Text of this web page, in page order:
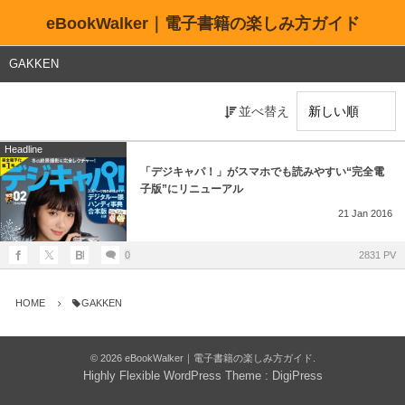
eBookWalker｜電子書籍の楽しみ方ガイド
GAKKEN
並べ替え
Headline
「デジキャパ！」がスマホでも読みやすい“完全電
子版”にリニューアル
21 Jan 2016
0 2831 PV
HOME GAKKEN
© 2026 eBookWalker｜電子書籍の楽しみ方ガイド
Highly Flexible WordPress Theme : DigiPress